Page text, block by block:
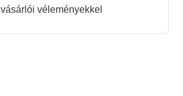
vásárlói véleményekkel